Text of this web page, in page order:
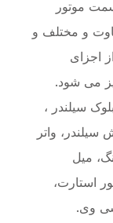
موتور
و مختلف و
اجزای
می شود.
سیلندر ،
واتر
میل
استارت،
وی.